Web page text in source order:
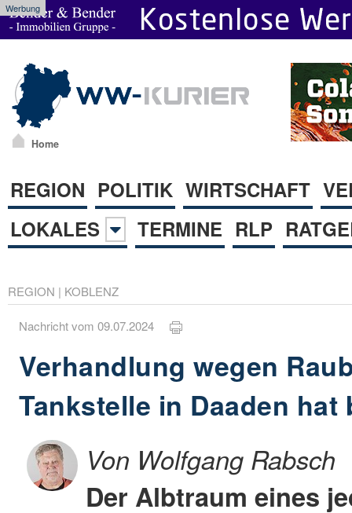
Werbung
Home
REGION POLITIK WIRTSCHAFT
LOKALES
TERMINE RLP
REGION | KOBLENZ
Nachricht vom 09.07.2024
Verhandlung wegen
Tankstelle in Daaden hat
Von Wolfgang Rabsch
Der Albtraum eines